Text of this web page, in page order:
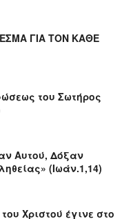
ΓΙΑ ΤΟΝ ΚΑΘΕ
του Σωτήρος
Αυτού, Δόξαν
(Ιωάν.1,14)
Χριστού έγινε στο